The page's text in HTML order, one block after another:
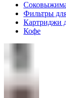
Фильтры
Картриджи
Кофе